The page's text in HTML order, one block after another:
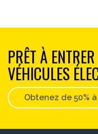
PRÊT À
VÉHICULES
Obtenez de 50%